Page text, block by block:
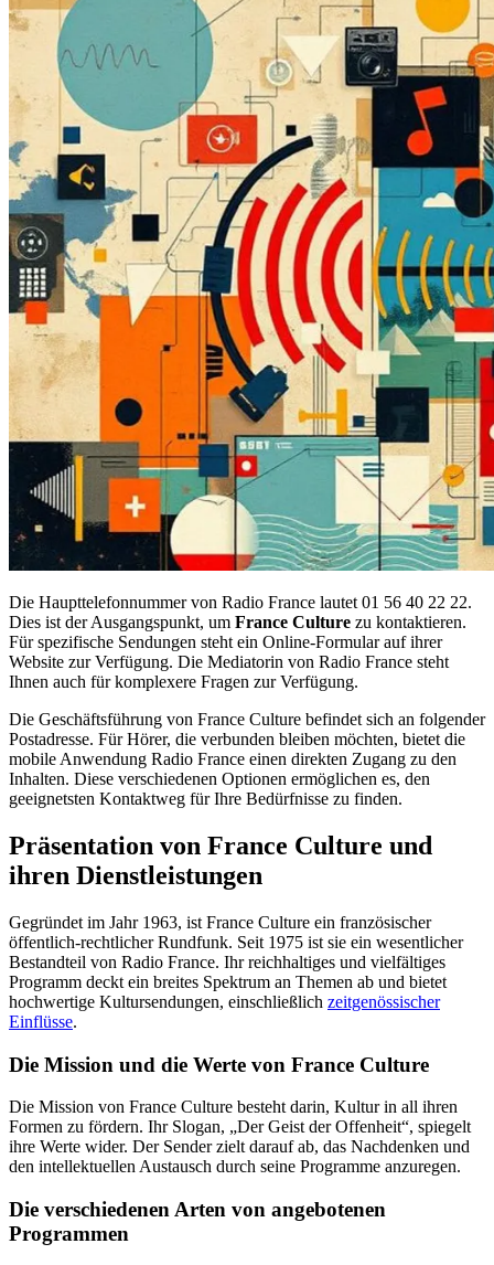
Die Haupttelefonnummer von Radio France lautet 01 56 40 22 22.
Dies ist der Ausgangspunkt, um France Culture zu kontaktieren.
Für spezifische Sendungen steht ein Online-Formular auf ihrer
Website zur Verfügung. Die Mediatorin von Radio France steht
Ihnen auch für komplexere Fragen zur Verfügung.
Die Geschäftsführung von France Culture befindet sich an folgender
Postadresse. Für Hörer, die verbunden bleiben möchten, bietet die
mobile Anwendung Radio France einen direkten Zugang zu den
Inhalten. Diese verschiedenen Optionen ermöglichen es, den
geeignetsten Kontaktweg für Ihre Bedürfnisse zu finden.
Präsentation von France Culture und
ihren Dienstleistungen
Gegründet im Jahr 1963, ist France Culture ein französischer
öffentlich-rechtlicher Rundfunk. Seit 1975 ist sie ein wesentlicher
Bestandteil von Radio France. Ihr reichhaltiges und vielfältiges
Programm deckt ein breites Spektrum an Themen ab und bietet
hochwertige Kultursendungen, einschließlich zeitgenössischer
Einflüsse.
Die Mission und die Werte von France Culture
Die Mission von France Culture besteht darin, Kultur in all ihren
Formen zu fördern. Ihr Slogan, „Der Geist der Offenheit“, spiegelt
ihre Werte wider. Der Sender zielt darauf ab, das Nachdenken und
den intellektuellen Austausch durch seine Programme anzuregen.
Die verschiedenen Arten von angebotenen
Programmen